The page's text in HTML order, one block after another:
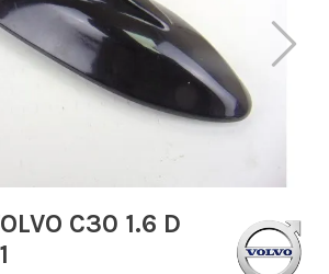
C30 1.6 D